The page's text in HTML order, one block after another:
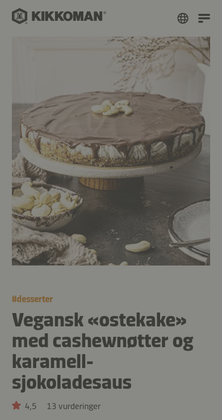
#desserter
Vegansk «ostekake»
med cashewnøtter og
karamell-
sjokoladesaus
4,5 13 vurderinger